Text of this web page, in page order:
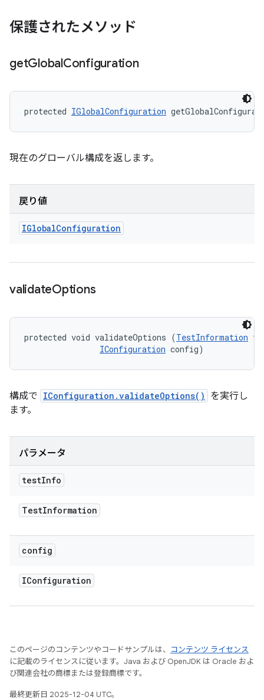
保護されたメソッド
getGlobalConfiguration
protected IGlobalConfiguration
現在のグローバル構成を返します。
戻り値
IGlobalConfiguration
validateOptions
protected void validateOptions (TestInformation
IConfiguration config)
構成で IConfiguration.validateOptions()
を実行し
ます。
パラメータ
testInfo
TestInformation
config
IConfiguration
このページのコンテンツやコードサンプルは、
コンテンツ ライセンス
に記載のライセンスに従います。Java および OpenJDK は Oracle およ
び関連会社の商標または登録商標です。
最終更新日 2025-12-04 UTC。